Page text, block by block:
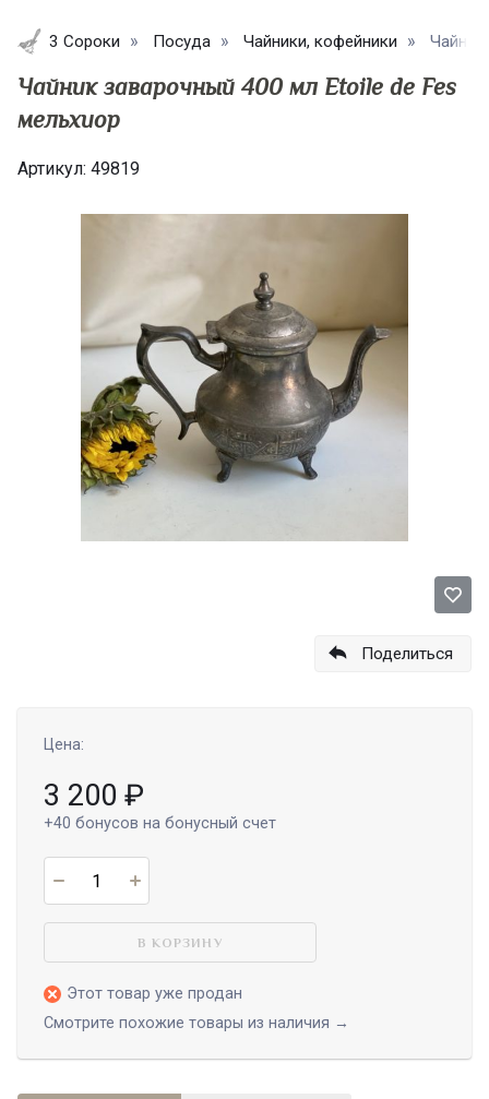
3 Сороки Посуда Чайники, кофейники Чайник
Чайник заварочный 400 мл Etoile de Fes
мельхиор
Артикул: 49819
Поделиться
Цена:
3 200 ₽
+40 бонусов на бонусный счет
В КОРЗИНУ
Этот товар уже продан
Смотрите похожие товары из наличия →